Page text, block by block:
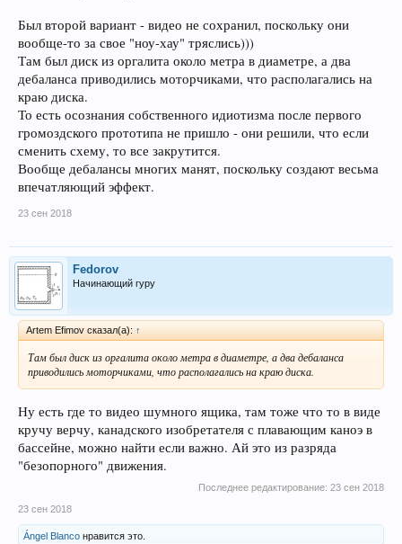
Был второй вариант - видео не сохранил, поскольку они
вообще-то за свое "ноу-хау" тряслись)))
Там был диск из оргалита около метра в диаметре, а два
дебаланса приводились моторчиками, что располагались на
краю диска.
То есть осознания собственного идиотизма после первого
громоздского прототипа не пришло - они решили, что если
сменить схему, то все закрутится.
Вообще дебалансы многих манят, поскольку создают весьма
впечатляющий эффект.
23 сен 2018
Fedorov
Начинающий гуру
Artem Efimov сказал(а): ↑
Там был диск из оргалита около метра в диаметре, а два дебаланса
приводились моторчиками, что располагались на краю диска.
Ну есть где то видео шумного ящика, там тоже что то в виде
кручу верчу, канадского изобретателя с плавающим каноэ в
бассейне, можно найти если важно. Ай это из разряда
"безопорного" движения.
Последнее редактирование: 23 сен 2018
23 сен 2018
Ángel Blanco нравится это.